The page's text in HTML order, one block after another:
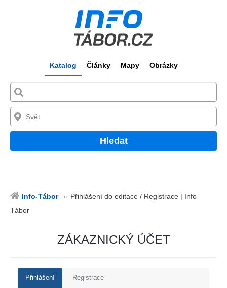
Katalog Články Mapy Obrázky
Hledat
Info-Tábor
Přihlášení do editace / Registrace | Info-
Tábor
ZÁKAZNICKÝ ÚČET
Přihlášení Registrace